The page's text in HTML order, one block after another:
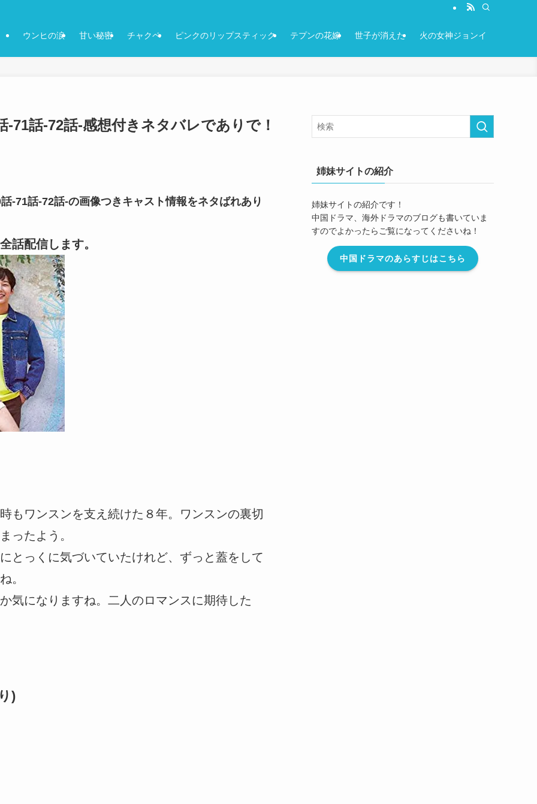
ウンヒの涙 甘い秘密 チャクペ ピンクのリップスティック テプンの花嫁 世子が消えた 火の女神ジョンイ
71話-72話-感想付きネタバレでありで！
-71話-72話-の画像つきキャスト情報をネタばれあり
話配信します。
もワンスンを支え続けた８年。ワンスンの裏切
ったよう。
とっくに気づいていたけれど、ずっと蓋をして
。
気になりますね。二人のロマンスに期待した
)
姉妹サイトの紹介
姉妹サイトの紹介です！
中国ドラマ、海外ドラマのブログも書いていま
すのでよかったらご覧になってくださいね！
中国ドラマのあらすじはこちら